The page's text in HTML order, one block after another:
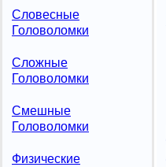
Словесные
Головоломки
Сложные
Головоломки
Смешные
Головоломки
Физические